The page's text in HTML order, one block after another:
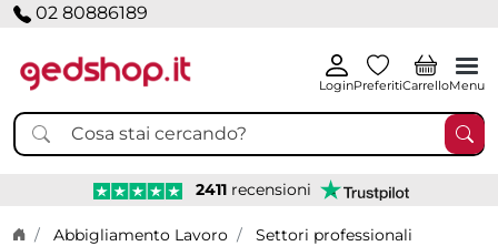
02 80886189
LoginPreferitiCarrelloMenu
2411 recensioni
Home page
Abbigliamento Lavoro
Settori professionali